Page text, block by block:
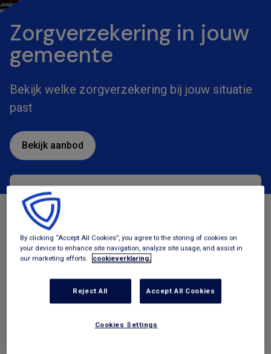
Zorgverzekering in jouw
gemeente
Bekijk welke zorgverzekering bij jouw situatie
past
Bekijk aanbod
Zorgverzekeringen
Tegemoetkomingen
By clicking “Accept All Cookies”, you agree to the storing of cookies on
your device to enhance site navigation, analyze site usage, and assist in
our marketing efforts.
cookieverklaring.
Reject All Accept All Cookies
Cookies Settings